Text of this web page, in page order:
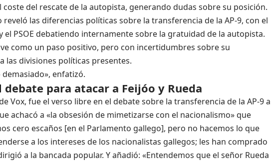
del rescate de la autopista, generando dudas sobre su posición.
reveló las diferencias políticas sobre la transferencia de la AP-9, con el
el PSOE debatiendo internamente sobre la gratuidad de la autopista.
como un paso positivo, pero con incertidumbres sobre su
las divisiones políticas presentes.
demasiado», enfatizó.
debate para atacar a Feijóo y Rueda
Vox, fue el verso libre en el debate sobre la transferencia de la AP-9 a
achacó a «la obsesión de mimetizarse con el nacionalismo» que
cero escaños [en el Parlamento gallego], pero no hacemos lo que
a los intereses de los nacionalistas gallegos; les han comprado
a la bancada popular. Y añadió: «Entendemos que el señor Rueda